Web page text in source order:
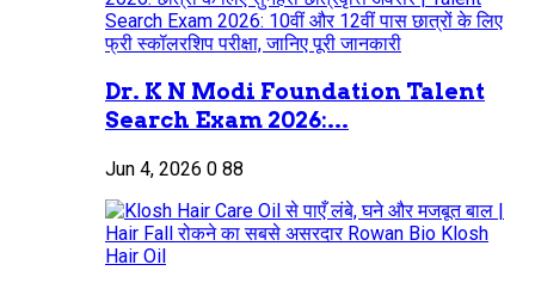
Dr. K N Modi Foundation Talent
Search Exam 2026:...
Jun 4, 2026 0 88